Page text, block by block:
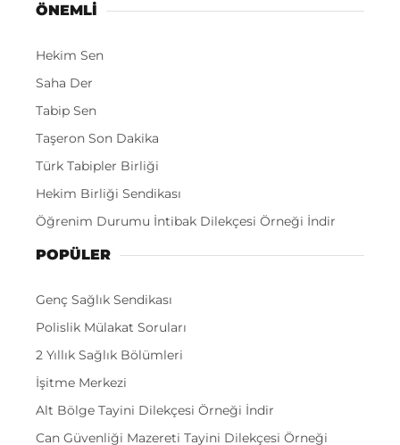
ÖNEMLI
Hekim Sen
Saha Der
Tabip Sen
Taşeron Son Dakika
Türk Tabipler Birliği
Hekim Birliği Sendikası
Öğrenim Durumu İntibak Dilekçesi Örneği İndir
POPÜLER
Genç Sağlık Sendikası
Polislik Mülakat Soruları
2 Yıllık Sağlık Bölümleri
İşitme Merkezi
Alt Bölge Tayini Dilekçesi Örneği İndir
Can Güvenliği Mazereti Tayini Dilekçesi Örneği